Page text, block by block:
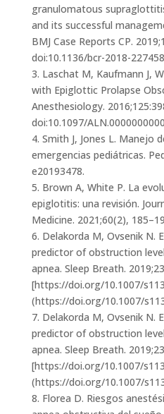
granulomatous
and its successful
BMJ Case Reports CP.
doi:10.1136/bcr-2018-
3. Laschat M, Kaufmann J,
with Epiglottic Prolapse
Anesthesiology.
doi:10.1097/
4. Smith J, Jones L. Manejo
emergencias pediátricas.
e20193478.
5. Brown A, White P. La
epiglotitis: una revisión.
Medicine. 2021;60(2),
6. Delakorda M, Ovsenik N.
predictor of obstruction
apnea. Sleep Breath.
[https://doi.org/10.1007/
(https://doi.org/10.1007/
7. Delakorda M, Ovsenik N.
predictor of obstruction
apnea. Sleep Breath.
[https://doi.org/10.1007/
(https://doi.org/10.1007/
8. Florea D. Riesgos